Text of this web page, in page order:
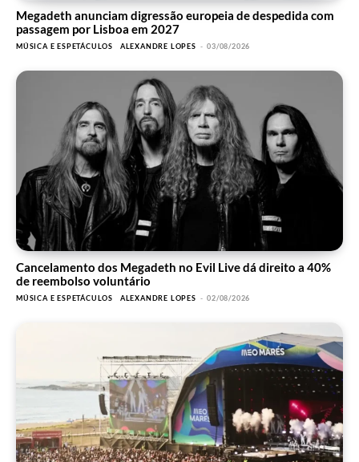
Megadeth anunciam digressão europeia de despedida com
passagem por Lisboa em 2027
MÚSICA E ESPETÁCULOS ALEXANDRE LOPES - 03/08/2026
Cancelamento dos Megadeth no Evil Live dá direito a 40%
de reembolso voluntário
MÚSICA E ESPETÁCULOS ALEXANDRE LOPES - 02/08/2026